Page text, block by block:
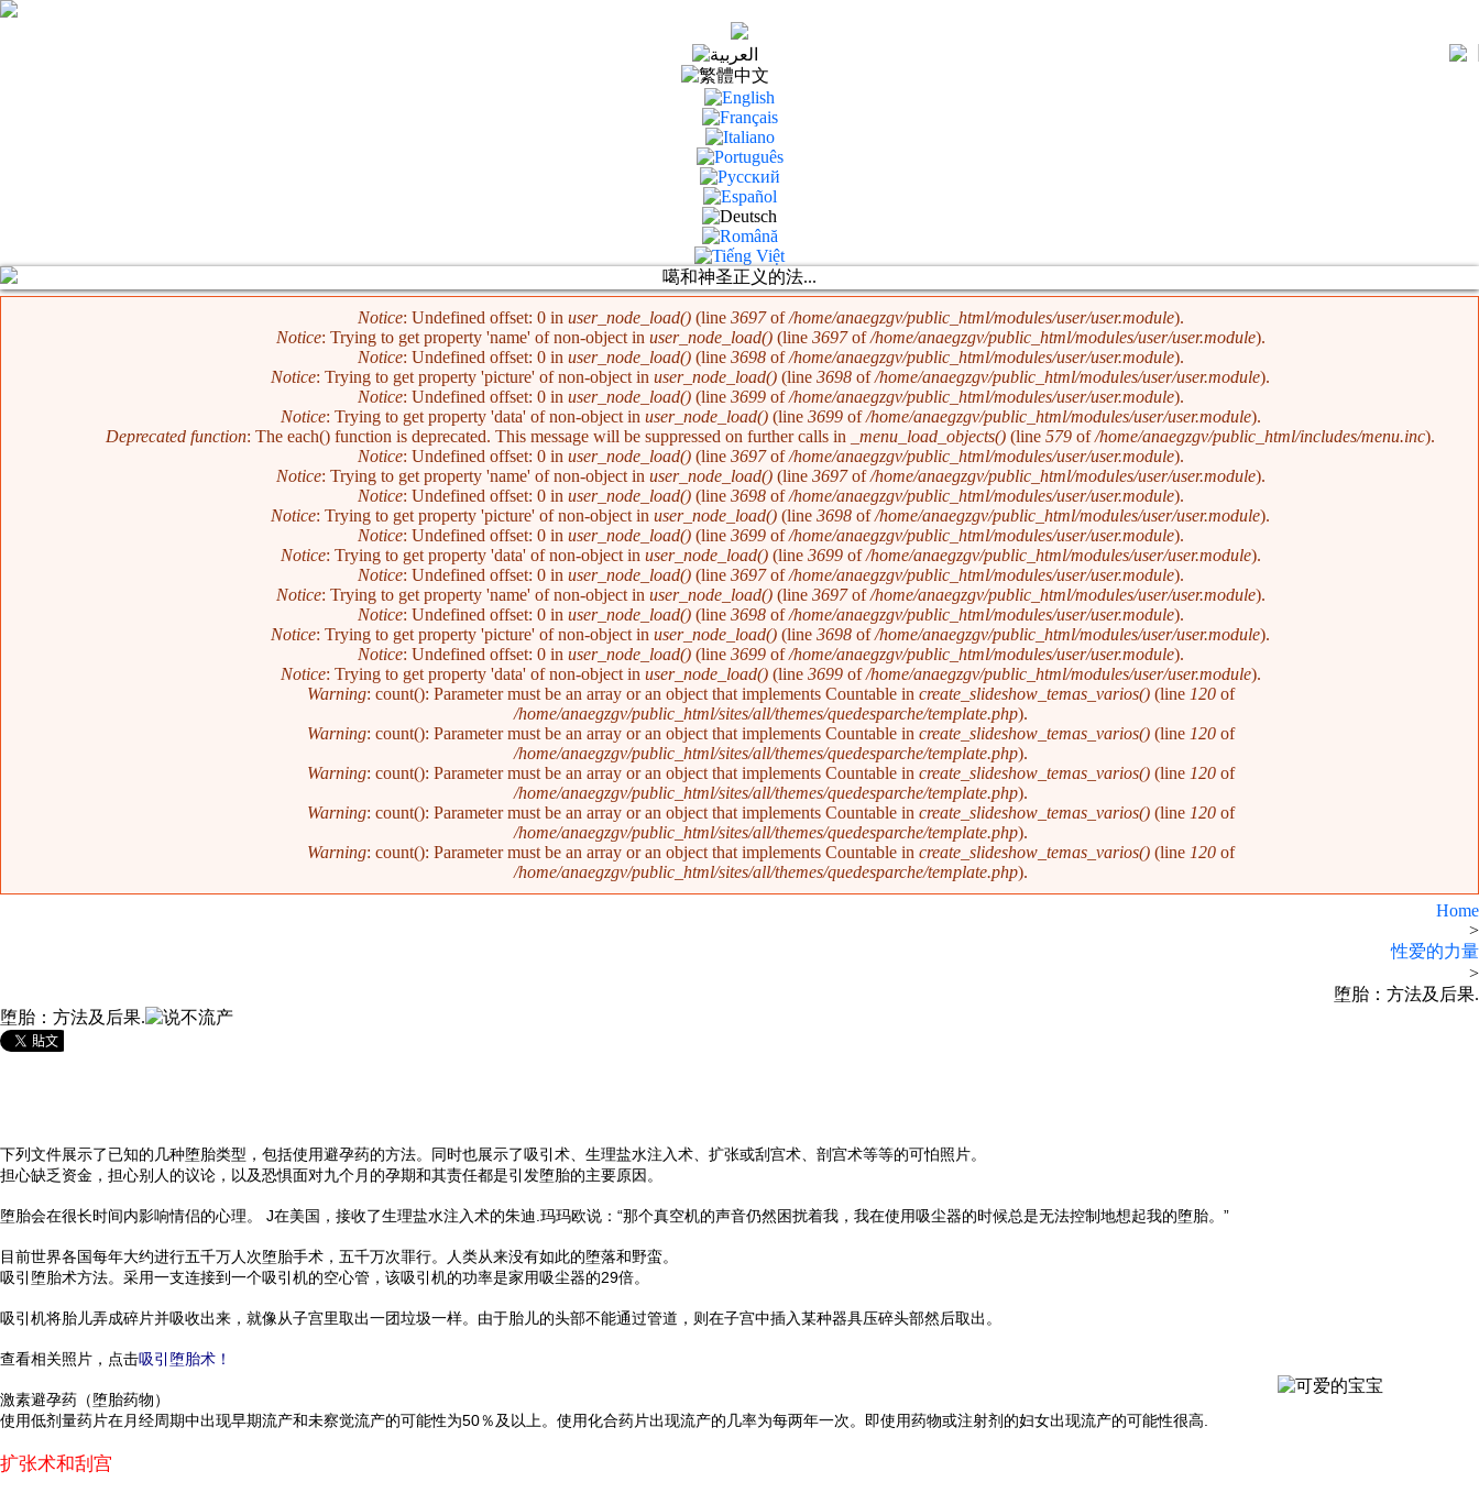
噶和神圣正义的法...
Notice: Undefined offset: 0 in user_node_load()(line 3697of/home/anaegzgv/public_html/modules/user/user.module).
Notice: Trying to get property 'name' of non-object in user_node_load()(line 3697of/home/anaegzgv/public_html/modules/user/user.module).
Notice: Undefined offset: 0 in user_node_load()(line 3698of/home/anaegzgv/public_html/modules/user/user.module).
Notice: Trying to get property 'picture' of non-object in user_node_load() (line 3698 of/home/anaegzgv/public_html/modules/user/user.module).
Notice: Undefined offset: 0 in user_node_load()(line 3699of/home/anaegzgv/public_html/modules/user/user.module).
Notice: Trying to get property 'data' of non-object in user_node_load()(line 3699of/home/anaegzgv/public_html/modules/user/user.module).
Deprecated function: The each() function is deprecated. This message will be suppressed on further calls in _menu_load_objects() (line 579 of/home/anaegzgv/public_html/includes/menu.inc).
Notice: Undefined offset: 0 in user_node_load()(line 3697of/home/anaegzgv/public_html/modules/user/user.module).
Notice: Trying to get property 'name' of non-object in user_node_load()(line 3697of/home/anaegzgv/public_html/modules/user/user.module).
Notice: Undefined offset: 0 in user_node_load()(line 3698of/home/anaegzgv/public_html/modules/user/user.module).
Notice: Trying to get property 'picture' of non-object in user_node_load() (line 3698 of/home/anaegzgv/public_html/modules/user/user.module).
Notice: Undefined offset: 0 in user_node_load()(line 3699of/home/anaegzgv/public_html/modules/user/user.module).
Notice: Trying to get property 'data' of non-object in user_node_load()(line 3699of/home/anaegzgv/public_html/modules/user/user.module).
Notice: Undefined offset: 0 in user_node_load()(line 3697of/home/anaegzgv/public_html/modules/user/user.module).
Notice: Trying to get property 'name' of non-object in user_node_load()(line 3697of/home/anaegzgv/public_html/modules/user/user.module).
Notice: Undefined offset: 0 in user_node_load()(line 3698of/home/anaegzgv/public_html/modules/user/user.module).
Notice: Trying to get property 'picture' of non-object in user_node_load() (line 3698 of/home/anaegzgv/public_html/modules/user/user.module).
Notice: Undefined offset: 0 in user_node_load()(line 3699of/home/anaegzgv/public_html/modules/user/user.module).
Notice: Trying to get property 'data' of non-object in user_node_load()(line 3699of/home/anaegzgv/public_html/modules/user/user.module).
Warning: count(): Parameter must be an array or an object that implements Countable in create_slideshow_temas_varios()(line 120of
/home/anaegzgv/public_html/sites/all/themes/quedesparche/template.php).
Warning: count(): Parameter must be an array or an object that implements Countable in create_slideshow_temas_varios()(line 120of
/home/anaegzgv/public_html/sites/all/themes/quedesparche/template.php).
Warning: count(): Parameter must be an array or an object that implements Countable in create_slideshow_temas_varios()(line 120of
/home/anaegzgv/public_html/sites/all/themes/quedesparche/template.php).
Warning: count(): Parameter must be an array or an object that implements Countable in create_slideshow_temas_varios()(line 120of
/home/anaegzgv/public_html/sites/all/themes/quedesparche/template.php).
Warning: count(): Parameter must be an array or an object that implements Countable in create_slideshow_temas_varios()(line 120of
/home/anaegzgv/public_html/sites/all/themes/quedesparche/template.php).
Home
>
性爱的力量
>
堕胎：方法及后果.
堕胎：方法及后果.
下列文件展示了已知的几种堕胎类型，包括使用避孕药的方法。同时也展示了吸引术、生理盐水注入术、扩张或刮宫术、剖宫术等等的可怕照片。
担心缺乏资金，担心别人的议论，以及恐惧面对九个月的孕期和其责任都是引发堕胎的主要原因。
堕胎会在很长时间内影响情侣的心理。 J在美国，接收了生理盐水注入术的朱迪.玛玛欧说：“那个真空机的声音仍然困扰着我，我在使用吸尘器的时候总是无法控制地想起我的堕胎。”
目前世界各国每年大约进行五千万人次堕胎手术，五千万次罪行。人类从来没有如此的堕落和野蛮。
吸引堕胎术方法。采用一支连接到一个吸引机的空心管，该吸引机的功率是家用吸尘器的29倍。
吸引机将胎儿弄成碎片并吸收出来，就像从子宫里取出一团垃圾一样。由于胎儿的头部不能通过管道，则在子宫中插入某种器具压碎头部然后取出。
查看相关照片，点击吸引堕胎术！
激素避孕药（堕胎药物）
使用低剂量药片在月经周期中出现早期流产和未察觉流产的可能性为50％及以上。使用化合药片出现流产的几率为每两年一次。即使用药物或注射剂的妇女出现流产的可能性很高.
扩张术和刮宫